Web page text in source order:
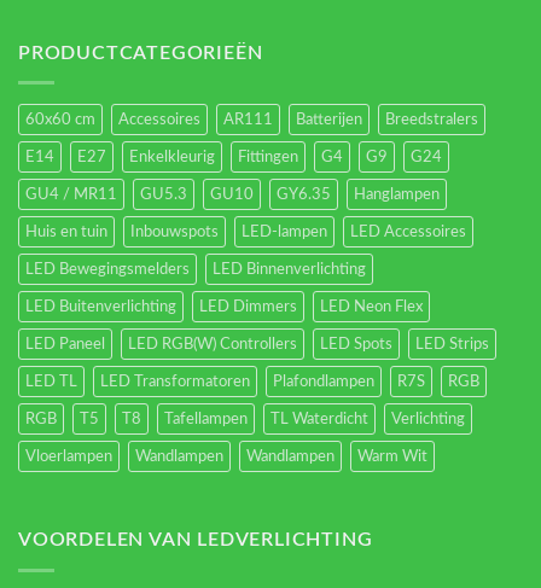
energieverbruik.
PRODUCTCATEGORIEËN
60x60 cm Accessoires AR111 Batterijen Breedstralers
E14 E27 Enkelkleurig Fittingen G4 G9 G24
GU4 / MR11 GU5.3 GU10 GY6.35 Hanglampen
Huis en tuin Inbouwspots LED-lampen LED Accessoires
LED Bewegingsmelders LED Binnenverlichting
LED Buitenverlichting LED Dimmers LED Neon Flex
LED Paneel LED RGB(W) Controllers LED Spots LED Strips
LED TL LED Transformatoren Plafondlampen R7S RGB
RGB T5 T8 Tafellampen TL Waterdicht Verlichting
Vloerlampen Wandlampen Wandlampen Warm Wit
VOORDELEN VAN LEDVERLICHTING